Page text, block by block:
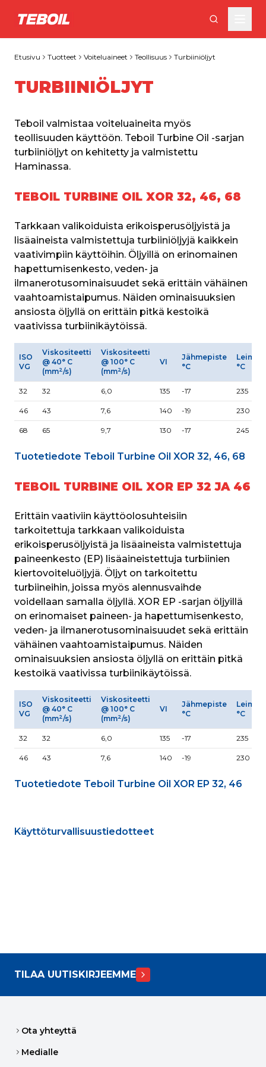
Siirry pääsisältöön
Etusivu Tuotteet Voiteluaineet Teollisuus Turbiiniöljyt
TURBIINIÖLJYT
Teboil valmistaa voiteluaineita myös
teollisuuden käyttöön. Teboil Turbine Oil -sarjan
turbiiniöljyt on kehitetty ja valmistettu
Haminassa.
TEBOIL TURBINE OIL XOR 32, 46, 68
Tarkkaan valikoiduista erikoisperusöljyistä ja
lisäaineista valmistettuja turbiiniöljyjä kaikkein
vaativimpiin käyttöihin. Öljyillä on erinomainen
hapettumisenkesto, veden- ja
ilmanerotusominaisuudet sekä erittäin vähäinen
vaahtoamistaipumus. Näiden ominaisuuksien
ansiosta öljyllä on erittäin pitkä kestoikä
vaativissa turbiinikäytöissä.
ISO
VG
Viskositeetti
@ 40° C
(mm2/s)
Viskositeetti
@ 100° C
(mm2/s)
VI
Jähmepiste
°C
°C
32 32 6,0 135 -17 235
46 43 7,6 140 -19 230
68 65 9,7 130 -17 245
Tuotetiedote Teboil Turbine Oil XOR 32, 46, 68
TEBOIL TURBINE OIL XOR EP 32 JA 46
Erittäin vaativiin käyttöolosuhteisiin
tarkoitettuja tarkkaan valikoiduista
erikoisperusöljyistä ja lisäaineista valmistettuja
paineenkesto (EP) lisäaineistettuja turbiinien
kiertovoiteluöljyjä. Öljyt on tarkoitettu
turbiineihin, joissa myös alennusvaihde
voidellaan samalla öljyllä. XOR EP -sarjan öljyillä
on erinomaiset paineen- ja hapettumisenkesto,
veden- ja ilmanerotusominaisuudet sekä erittäin
vähäinen vaahtoamistaipumus. Näiden
ominaisuuksien ansiosta öljyllä on erittäin pitkä
kestoikä vaativissa turbiinikäytöissä.
ISO
VG
Viskositeetti
@ 40° C
(mm2/s)
Viskositeetti
@ 100° C
(mm2/s)
VI
Jähmepiste
°C
°C
32 32 6,0 135 -17 235
46 43 7,6 140 -19 230
Tuotetiedote Teboil Turbine Oil XOR EP 32, 46
Käyttöturvallisuustiedotteet
TILAA UUTISKIRJEEMME
Ota yhteyttä
Medialle